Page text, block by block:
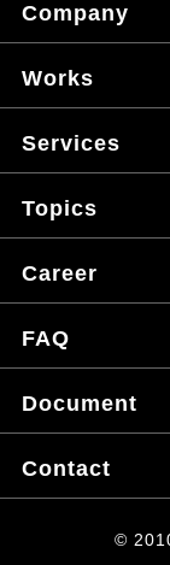
Company
Works
Services
Topics
Career
FAQ
Document
Contact
©